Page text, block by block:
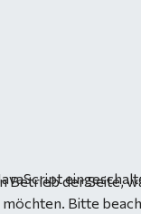
der
Bitte